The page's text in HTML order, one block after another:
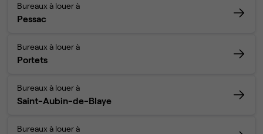
Bureaux à louer à
Pessac
Bureaux à louer à
Portets
Bureaux à louer à
Saint-Aubin-de-Blaye
Bureaux à louer à